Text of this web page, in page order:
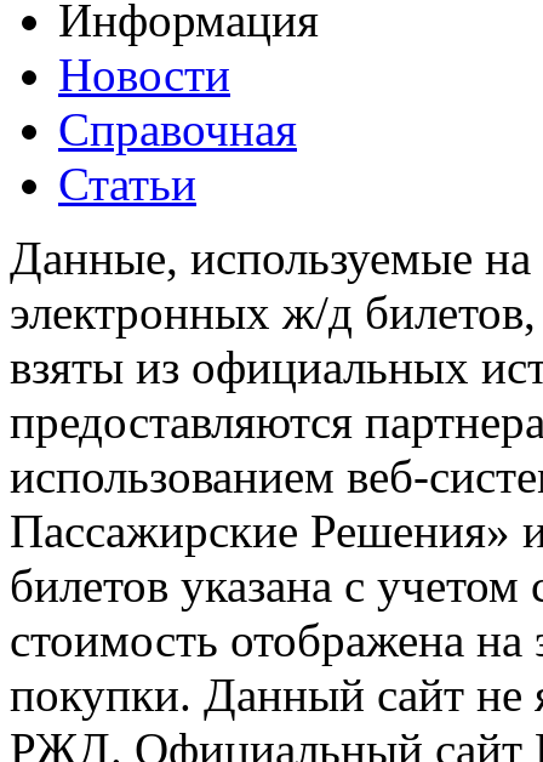
Информация
Новости
Справочная
Статьи
Данные, используемые на
электронных ж/д
взяты из официальных
предоставляются
использованием веб-
Пассажирские
билетов указана с
стоимость отображена
покупки. Данный сайт не
РЖД. Официальный сайт